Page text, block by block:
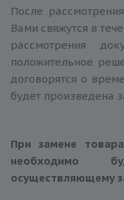
После
Вами свяжутся в
рассмотрения
положительное
договорятся о
будет произведена
При замене
необходимо
осуществляющему